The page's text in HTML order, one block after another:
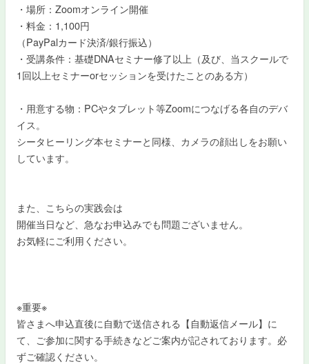
・場所：Zoomオンライン開催
・料金：1,100円
（PayPalカード決済/銀行振込）
・受講条件：基礎DNAセミナー修了以上（及び、当スクールで
1回以上セミナーorセッションを受けたことのある方）
・用意する物：PCやタブレット等Zoomにつなげる各自のデバ
イス。
シータヒーリング本セミナーと同様、カメラの顔出しをお願い
しています。
また、こちらの実践会は
開催当日など、急なお申込みでも問題ございません。
お気軽にご利用ください。
※重要※
皆さまへ申込直後に自動で送信される【自動返信メール】に
て、ご参加に関する手続きなどご案内が記されております。必
ずご確認ください。